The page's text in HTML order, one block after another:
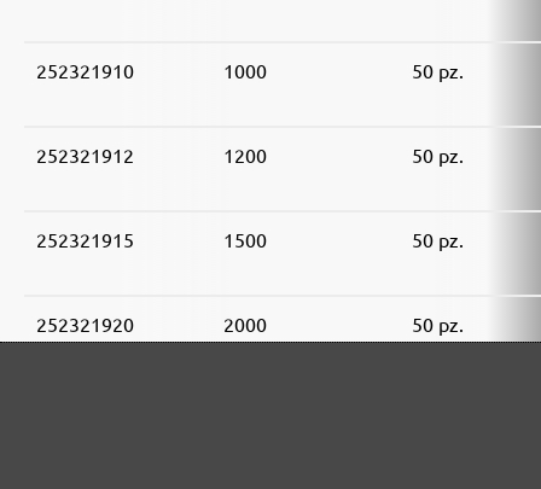
252321910 1000 50 pz.
252321912 1200 50 pz.
252321915 1500 50 pz.
252321920 2000 50 pz.